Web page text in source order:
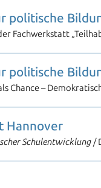
politische
Fachwerkstatt
politische
Chance –
Hannover
Schulentwicklung/